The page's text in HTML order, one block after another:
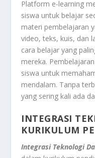
Platform e-learning
siswa untuk belajar
materi pembelajaran
video, teks, kuis, dan
cara belajar yang
mereka.
siswa untuk
mendalam. Tanpa
yang sering kali ada
INTEGRASI
KURIKULUM
Integrasi Teknologi